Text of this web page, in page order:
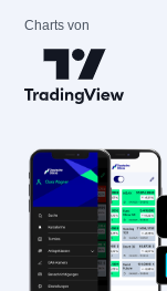
Charts von